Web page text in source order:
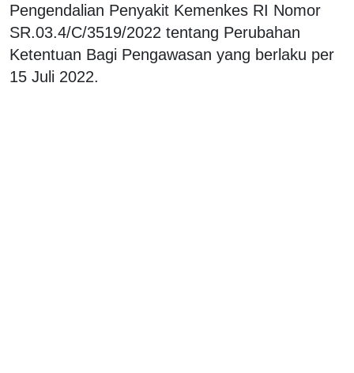
Pengendalian Penyakit Kemenkes RI Nomor
SR.03.4/C/3519/2022 tentang Perubahan
Ketentuan Bagi Pengawasan yang berlaku per
15 Juli 2022.